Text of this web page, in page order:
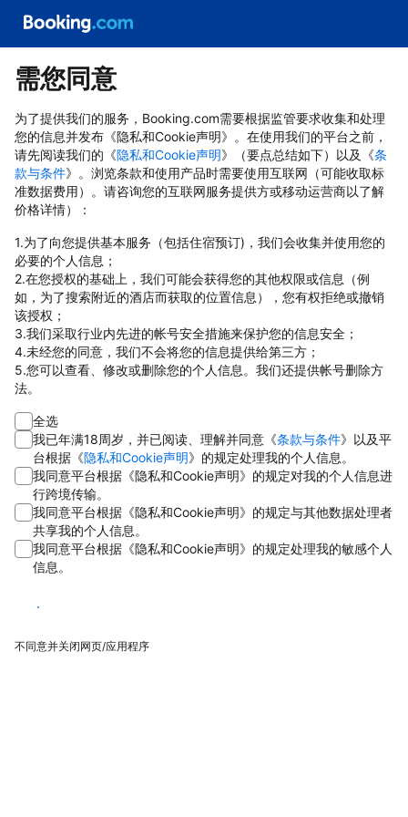
需您同意
为了提供我们的服务，Booking.com需要根据监管要求收集和处理
您的信息并发布《隐私和Cookie声明》。在使用我们的平台之前，
请先阅读我们的《隐私和Cookie声明》（要点总结如下）以及《条
款与条件》。浏览条款和使用产品时需要使用互联网（可能收取标
准数据费用）。请咨询您的互联网服务提供方或移动运营商以了解
价格详情）：
1.为了向您提供基本服务（包括住宿预订)，我们会收集并使用您的
必要的个人信息；
2.在您授权的基础上，我们可能会获得您的其他权限或信息（例
如，为了搜索附近的酒店而获取的位置信息），您有权拒绝或撤销
该授权；
3.我们采取行业内先进的帐号安全措施来保护您的信息安全；
4.未经您的同意，我们不会将您的信息提供给第三方；
5.您可以查看、修改或删除您的个人信息。我们还提供帐号删除方
法。
全选
我已年满18周岁，并已阅读、理解并同意《条款与条件》以及平
台根据《隐私和Cookie声明》的规定处理我的个人信息。
我同意平台根据《隐私和Cookie声明》的规定对我的个人信息进
行跨境传输。
我同意平台根据《隐私和Cookie声明》的规定与其他数据处理者
共享我的个人信息。
我同意平台根据《隐私和Cookie声明》的规定处理我的敏感个人
信息。
同意
不同意并关闭网页/应用程序